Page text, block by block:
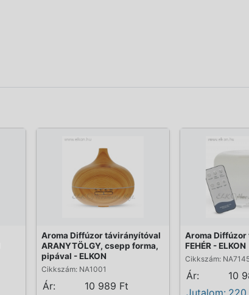
Aroma Diffúzor távirányítóval
ARANYTÖLGY, csepp forma,
pipával - ELKON
Cikkszám: NA1001
Ár: 10 989 Ft
Aroma
FEHÉR - ELKON
Cikkszám:
Ár:
10